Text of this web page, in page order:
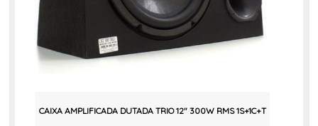
CAIXA AMPLIFICADA DUTADA TRIO 12" 300W RMS 1S+1C+T